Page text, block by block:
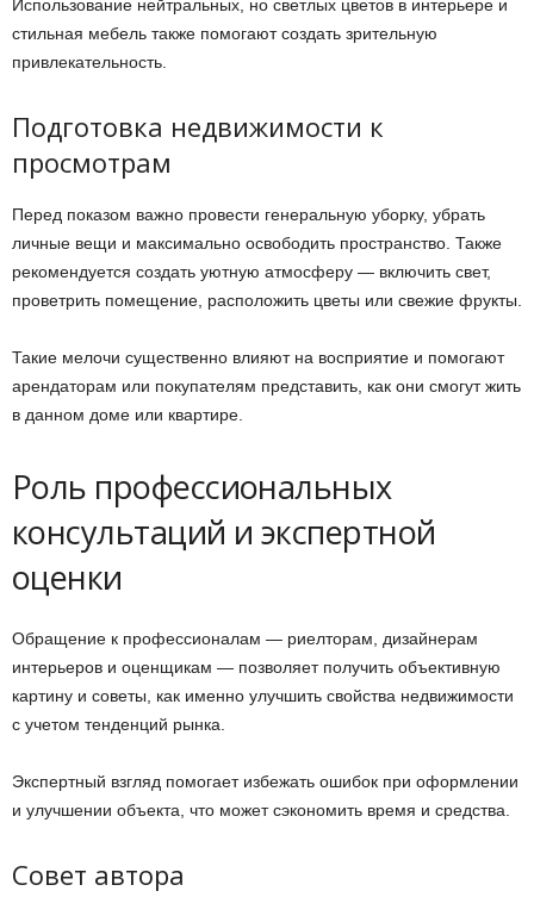
Использование нейтральных, но светлых цветов в интерьере и
стильная мебель также помогают создать зрительную
привлекательность.
Подготовка недвижимости к
просмотрам
Перед показом важно провести генеральную уборку, убрать
личные вещи и максимально освободить пространство. Также
рекомендуется создать уютную атмосферу — включить свет,
проветрить помещение, расположить цветы или свежие фрукты.
Такие мелочи существенно влияют на восприятие и помогают
арендаторам или покупателям представить, как они смогут жить
в данном доме или квартире.
Роль профессиональных
консультаций и экспертной
оценки
Обращение к профессионалам — риелторам, дизайнерам
интерьеров и оценщикам — позволяет получить объективную
картину и советы, как именно улучшить свойства недвижимости
с учетом тенденций рынка.
Экспертный взгляд помогает избежать ошибок при оформлении
и улучшении объекта, что может сэкономить время и средства.
Совет автора